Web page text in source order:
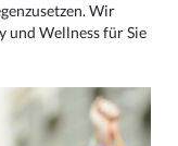
Wir
und Wellness für Sie